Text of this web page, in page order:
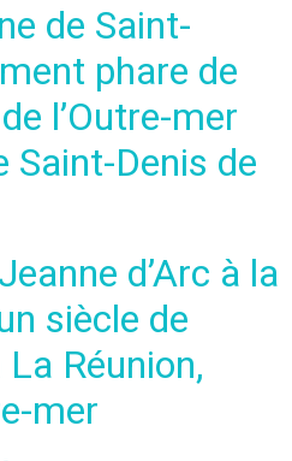
de Saint-
phare de
l’Outre-mer
Saint-Denis de
d’Arc à la
siècle de
Réunion,
mer